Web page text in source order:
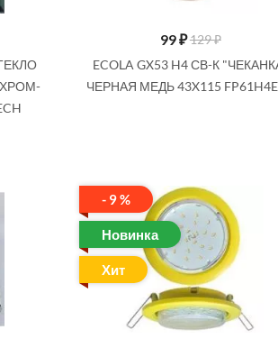
99₽129 ₽
ECOLA GX53 H4 СВ-К
ЧЕРНАЯ МЕДЬ 43X115
- 9 %
Новинка
Хит